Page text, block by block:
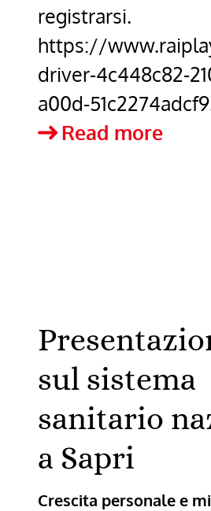
registrarsi.
https://
driver-4c448c82-
a00d-
Read moreEasy
sul sistema
sanitario
a Sapri
Crescita personale e